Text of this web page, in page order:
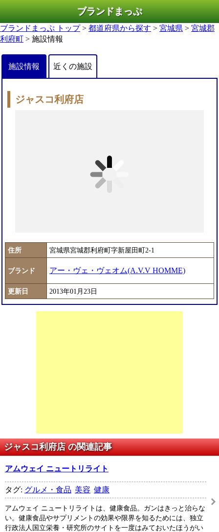
ブランドまっぷ
ブランドまっぷ トップ> 都道府県から探す > 宮城県 > 宮城郡
利府町 > 施設情報
施設情報 近くの施設
ジャスコ利府店
住所 宮城県宮城郡利府町字新屋田町2-1
ブランド アー・ヴェ・ヴェオム(A.V.V HOMME)
更新日 2013年01月23日
ジャスコ利府店 の関連記事
アムウェイ ニュートリライト
タグ: グルメ・食品 美容 健康
アムウェイ ニュートリライトは、健康食品。ガンはきっと治らな
い。健康食品やサプリメントの効果や限界を知るためには、独立
行政法人国立栄養・研究所のサイトを一度はみておいたほうがい